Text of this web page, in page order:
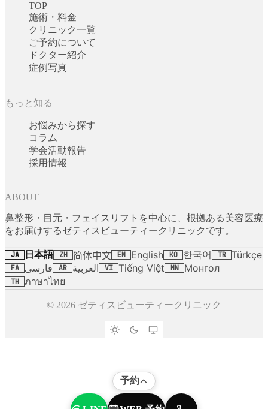
TOP
施術・料金
クリニック一覧
ご予約について
ドクター紹介
症例写真
もっと知る
お悩みから探す
コラム
学会活動報告
採用情報
ABOUT
鼻整形・目元・フェイスリフトを中心に、根拠ある美容医療
をお届けするゼティスビューティークリニックです。
JA 日本語 ZH 简体中文 EN English KO 한국어 TR Türkçe
FA فارسی AR العربية VI Tiếng Việt MN Монгол
TH ภาษาไทย
© 2026 ゼティスビューティークリニック
予約